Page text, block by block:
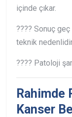
içinde çıkar.
???? Sonuç geç
teknik
???? Patoloji
Rahimde
Kanser